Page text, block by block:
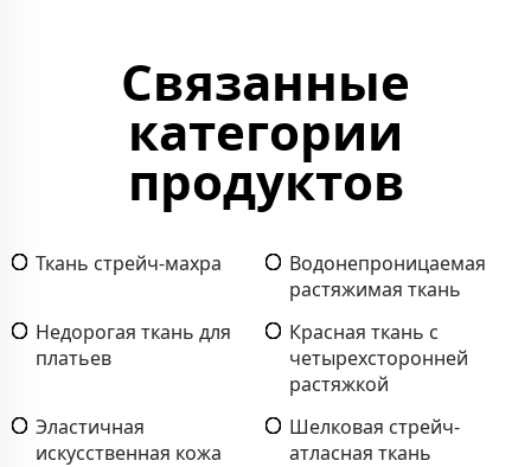
Связанные
категории
продуктов
Ткань стрейч-махра
Водонепроницаемая
растяжимая ткань
Недорогая ткань для
платьев
Красная ткань с
четырехсторонней
растяжкой
Эластичная
искусственная кожа
Шелковая стрейч-
атласная ткань